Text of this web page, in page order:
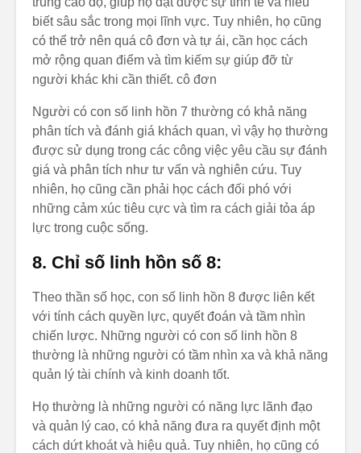
biết sâu sắc trong mọi lĩnh vực. Tuy nhiên, họ cũng
có thể trở nên quá cô đơn và tự ái, cần học cách
mở rộng quan điểm và tìm kiếm sự giúp đỡ từ
người khác khi cần thiết. cô đơn
Người có con số linh hồn 7 thường có khả năng
phân tích và đánh giá khách quan, vì vậy họ thường
được sử dụng trong các công việc yêu cầu sự đánh
giá và phân tích như tư vấn và nghiên cứu. Tuy
nhiên, họ cũng cần phải học cách đối phó với
những cảm xúc tiêu cực và tìm ra cách giải tỏa áp
lực trong cuộc sống.
8. Chỉ số linh hồn số 8:
Theo thần số học, con số linh hồn 8 được liên kết
với tính cách quyền lực, quyết đoán và tầm nhìn
chiến lược. Những người có con số linh hồn 8
thường là những người có tầm nhìn xa và khả năng
quản lý tài chính và kinh doanh tốt.
Họ thường là những người có năng lực lãnh đạo
và quản lý cao, có khả năng đưa ra quyết định một
cách dứt khoát và hiệu quả. Tuy nhiên, họ cũng có